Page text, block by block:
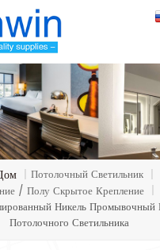
| Потолочный Светильник |
/ Полу Скрытое Крепление |
Никель Промывочный
Потолочного Светильника